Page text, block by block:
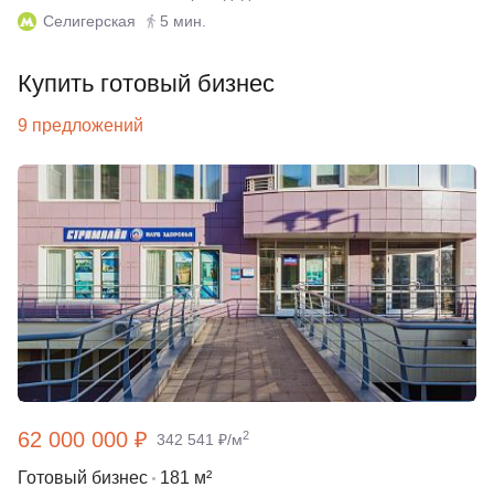
Селигерская
5 мин.
Купить готовый бизнес
9 предложений
62 000 000 ₽ 342 541 ₽/м2
Готовый бизнес 181 м²